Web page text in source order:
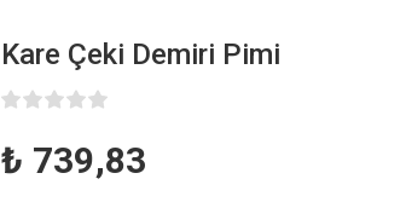
Kare Çeki Demiri Pimi
₺ 739,83